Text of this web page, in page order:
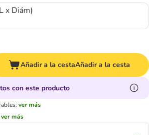
x Diám)
Añadir a la cestaAñadir a la cesta
con este producto
ver más
ver más